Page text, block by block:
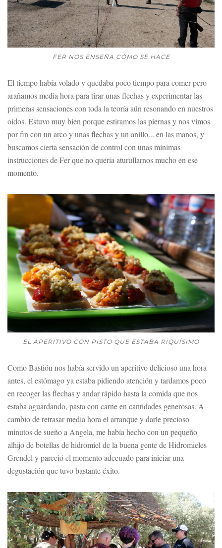
FER NOS ENSEÑA CÓMO SE HACE
El tiempo había volado y quedaba poco tiempo para comer pero
arañamos media hora para tirar unas flechas y experimentar las
primeras sensaciones con toda la teoría aún resonando en nuestros
oídos. Estuvo muy bien porque estiramos las piernas y nos vimos
por fin con un arco y unas flechas y un anillo... en las manos, y
buscamos cierta sensación de control con unas mínimas
instrucciones de Fer que no quería aturullarnos mucho en ese
momento.
EL APERITIVO CON PISTO QUE ESTABA RIQUÍSIMO
Como Bastión nos había servido un aperitivo delicioso una hora
antes, el estómago ya estaba pidiendo atención y tardamos poco
en recoger las flechas y andar rápido hasta la comida que nos
estaba aguardando, pasta con carne en cantidades generosas. A
cambio de retrasar media hora el arranque y darle precioso
minutos de sueño a Angela, me había hecho con un pequeño
alhijo de botellas de hidromiel de la buena gente de Hidromieles
Grendel y pareció el momento adecuado para iniciar una
degustación que tuvo bastante éxito.